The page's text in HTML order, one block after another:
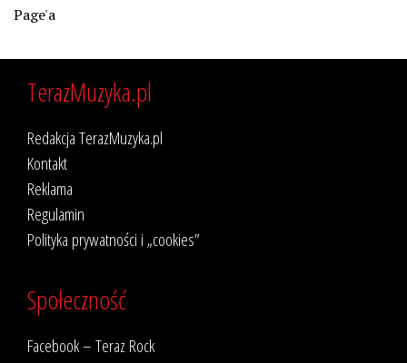
Page'a
TerazMuzyka.pl
Redakcja TerazMuzyka.pl
Kontakt
Reklama
Regulamin
Polityka prywatności i „cookies”
Społeczność
Facebook – Teraz Rock